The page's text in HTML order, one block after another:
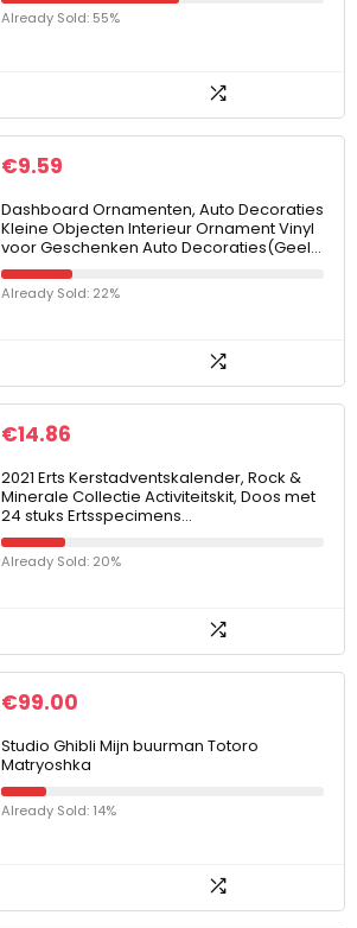
Already Sold: 55%
€9.59
Dashboard Ornamenten, Auto Decoraties
Kleine Objecten Interieur Ornament Vinyl
voor Geschenken Auto Decoraties(Geel…
Already Sold: 22%
€14.86
2021 Erts Kerstadventskalender, Rock &
Minerale Collectie Activiteitskit, Doos met
24 stuks Ertsspecimens…
Already Sold: 20%
€99.00
Studio Ghibli Mijn buurman Totoro
Matryoshka
Already Sold: 14%